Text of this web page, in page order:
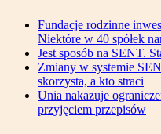
Fundacje rodzinne
Niektóre w 40 spółek
Jest sposób na SENT.
Zmiany w systemie
skorzysta, a kto straci
Unia nakazuje
przyjęciem przepisów